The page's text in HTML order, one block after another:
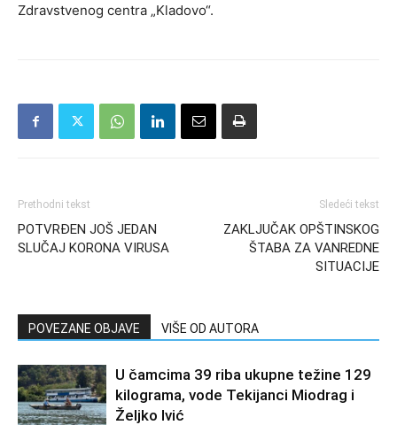
Zdravstvenog centra „Kladovo“.
Prethodni tekst
POTVRĐEN JOŠ JEDAN
SLUČAJ KORONA VIRUSA
Sledeći tekst
ZAKLJUČAK OPŠTINSKOG
ŠTABA ZA VANREDNE
SITUACIJE
POVEZANE OBJAVE VIŠE OD AUTORA
U čamcima 39 riba ukupne težine 129
kilograma, vode Tekijanci Miodrag i
Željko Ivić